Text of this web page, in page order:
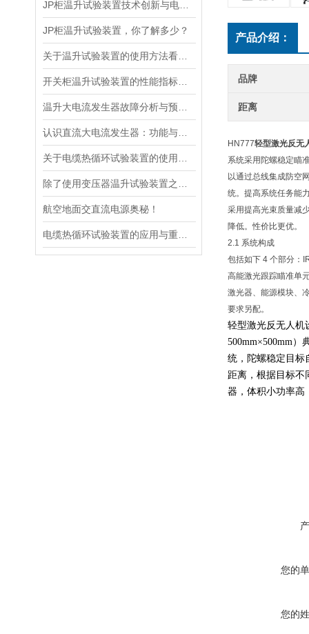
JP柜温升试验装置，你了解多少？
航空地面交直流电源奥秘！
产品介绍：
品牌
距离
HN777轻型激光反无
系统采用陀螺稳定瞄
以通过总线集成防空
统。提高系统任务能
采用提高光束质量减
降低。性价比更优。
2.1 系统构成
包括如下 4 个部分：
高能激光跟踪瞄准单
激光器、能源模块、
要求另配。
轻型激光反无人机
500mm×500mm
统，陀螺稳定目
距离，根据目标不
器，体积小功率高
您的
您的